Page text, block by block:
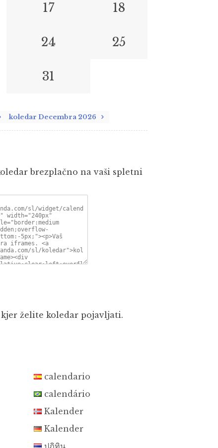
17 18
24 25
31
koledar Decembra 2026
brezplačno na vaši spletni
želite koledar pojavljati.
calendario
calendário
Kalender
Kalender